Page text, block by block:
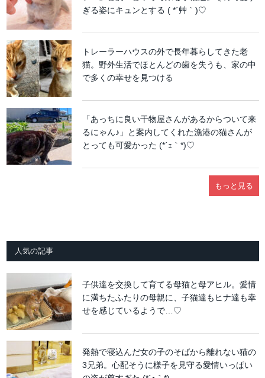
ぎる姿にキュンとする ( *´艸｀)♡
トレーラーハウスの外で長年暮らしてきた老
猫。野外生活でほとんどの歯を失うも、家の中
で多くの幸せを見つける
「あっちに良い干物屋さんがあるからついて来
るにゃん♪」と案内してくれた漁港の猫さんが
とっても可愛かった (*´ｪ｀*)♡
もっと見る
人気の記事
子供達を交換して育てる母猫と母アヒル。愛情
に満ちたふたりの母親に、子猫達もヒナ達も幸
せを感じているようで…♡
発熱で寝込んだ女の子のそばから離れない猫の
3兄弟。心配そうに様子を見守る愛情いっぱい